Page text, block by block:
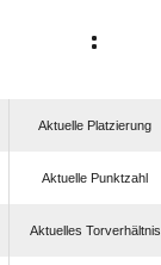
:
Aktuelle Platzierung
Aktuelle Punktzahl
Aktuelles Torverhältnis